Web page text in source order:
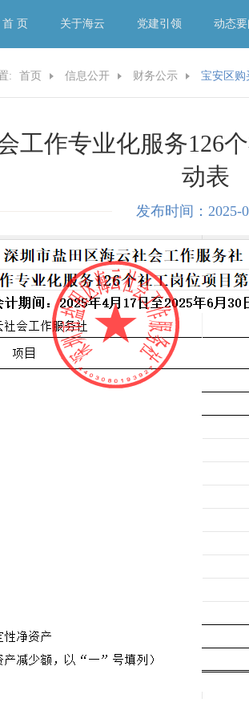
首 页 关于海云 党建引领 动态要
: 首页 信息公开 财务公示 宝安区购
工作专业化服务126
动表
发布时间：2025-